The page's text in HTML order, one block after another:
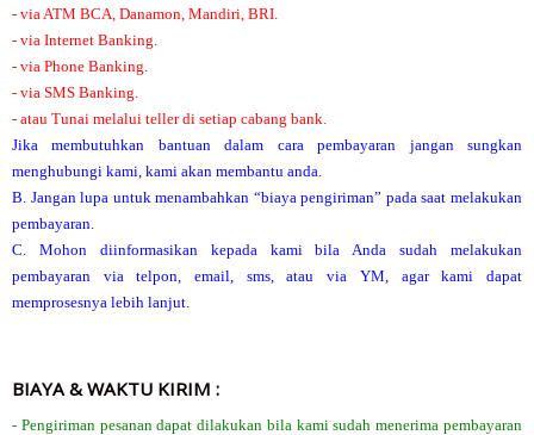
- via ATM BCA, Danamon, Mandiri, BRI.
- via Internet Banking.
- via Phone Banking.
- via SMS Banking.
- atau Tunai melalui teller di setiap cabang bank.
Jika membutuhkan bantuan dalam cara pembayaran jangan sungkan
menghubungi kami, kami akan membantu anda.
B. Jangan lupa untuk menambahkan “biaya pengiriman” pada saat melakukan
pembayaran.
C. Mohon diinformasikan kepada kami bila Anda sudah melakukan
pembayaran via telpon, email, sms, atau via YM, agar kami dapat
memprosesnya lebih lanjut.
BIAYA & WAKTU KIRIM :
- Pengiriman pesanan dapat dilakukan bila kami sudah menerima pembayaran